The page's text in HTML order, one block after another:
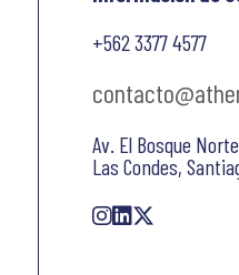
+562 3377 4577
Av. El Bosque
Las Condes,